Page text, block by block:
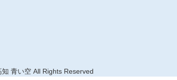
知 青い空 All Rights Reserved